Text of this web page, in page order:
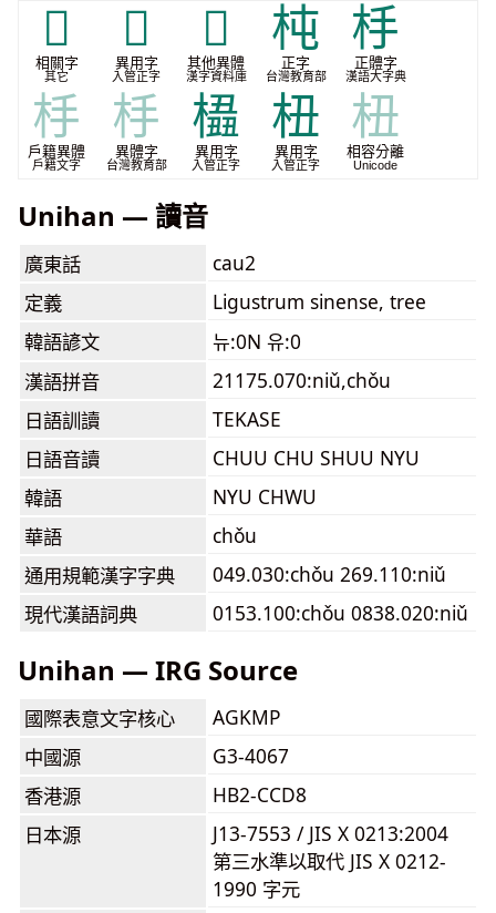
𣐬
相關字
其它
𥝦
異用字
入管正字
𫞈
其他異體
漢字資料庫
杶
正字
台灣教育部
杽
正體字
漢語大字典
杽
戶籍異體
戶籍文字
杽
異體字
台灣教育部
橻
異用字
入管正字
杻
異用字
入管正字
杻
相容分離
Unicode
Unihan — 讀音
廣東話
cau2
定義
Ligustrum sinense, tree
韓語諺文
뉴:0N 유:0
漢語拼音
21175.070:niǔ,chǒu
日語訓讀
TEKASE
日語音讀
CHUU CHU SHUU NYU
韓語
NYU CHWU
華語
chǒu
通用規範漢字字典
049.030:chǒu 269.110:niǔ
現代漢語詞典
0153.100:chǒu 0838.020:niǔ
Unihan — IRG Source
國際表意文字核心
AGKMP
中國源
G3-4067
香港源
HB2-CCD8
日本源
J13-7553 / JIS X 0213:2004
第三水準以取代 JIS X 0212-
1990 字元